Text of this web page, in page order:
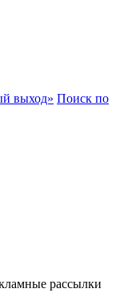
выход» Поиск по
рассылки